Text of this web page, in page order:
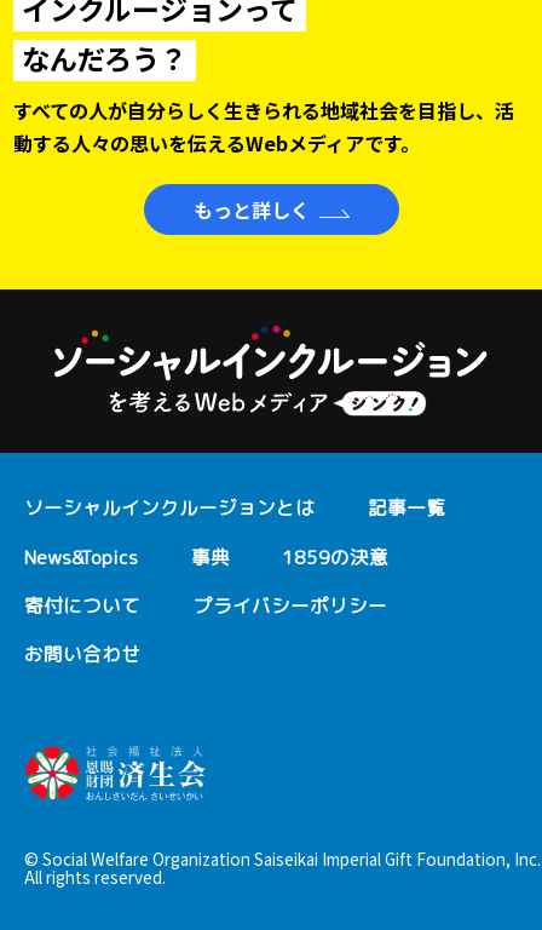
なんだろう？
すべての人が自分らしく生きられる地域社会を目指し、活
動する人々の思いを伝えるWebメディアです。
もっと詳しく
ソーシャルインクルージョンとは
記事一覧
News&Topics
事典
1859の決意
寄付について
プライバシーポリシー
お問い合わせ
© Social Welfare Organization Saiseikai Imperial Gift Foundation, Inc.
All rights reserved.